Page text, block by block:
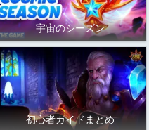
宇宙のシーズン
初心者ガイドまとめ